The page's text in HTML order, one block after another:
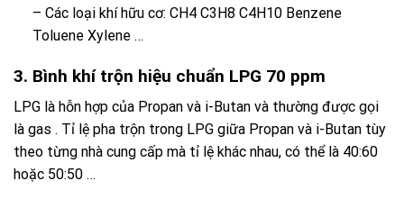
– Các loại khí hữu cơ: CH4 C3H8 C4H10 Benzene
Toluene Xylene …
3. Bình khí trộn hiệu chuẩn LPG 70 ppm
LPG là hỗn hợp của Propan và i-Butan và thường được gọi
là gas . Tỉ lệ pha trộn trong LPG giữa Propan và i-Butan tùy
theo từng nhà cung cấp mà tỉ lệ khác nhau, có thể là 40:60
hoặc 50:50 …